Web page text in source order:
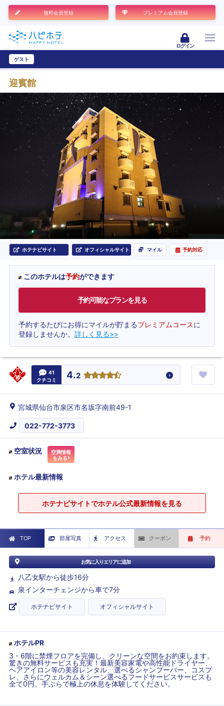
無料会員登録 プレミアム会員登録
ログイン
ゲスト
迎賓館
ホテナビサイト オフィシャルサイト マイル 予約対応
このホテルは予約ができます
予約可能なプランを見る
予約するたびにお得にマイルが貯まるプレミアムコースに
登録しませんか。 詳しく見る>>
41
クチコミ
4.2
宮城県仙台市泉区市名坂字南前49-1
022-772-3773
空室状況
空満情報
をみる
ホテル最新情報
ホテナビサイトでホテル公式最新情報を見る
TOP 部屋写真 アクセス クーポン 予約
お気に入りエリアに追加
八乙女駅から徒歩16分
泉インターチェンジから車で7分
ホテナビサイト オフィシャルサイト
ホテルPR
3・6階に禁煙フロアを完備し、クリーンな空間をお約束します。
驚きの無料サービスも充実！最新美容家電や高性能ドライヤー、
ヘアアイロン等の美容レンタル、選べるシャンプーバー、コスプ
レ、さらにウェルカム＆シーン選べるフードサービスサービスも
全て0円。手ぶらで極上の休息を体験してください。